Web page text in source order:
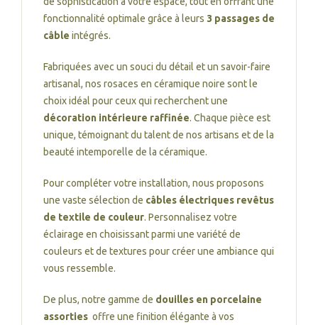
fonctionnalité optimale grâce à leurs 3 passages de
câble intégrés.
Fabriquées avec un souci du détail et un savoir-faire
artisanal, nos rosaces en céramique noire sont le
choix idéal pour ceux qui recherchent une
décoration intérieure raffinée. Chaque pièce est
unique, témoignant du talent de nos artisans et de la
beauté intemporelle de la céramique.
Pour compléter votre installation, nous proposons
une vaste sélection de câbles électriques revêtus
de textile de couleur. Personnalisez votre
éclairage en choisissant parmi une variété de
couleurs et de textures pour créer une ambiance qui
vous ressemble.
De plus, notre gamme de douilles en porcelaine
assorties offre une finition élégante à vos